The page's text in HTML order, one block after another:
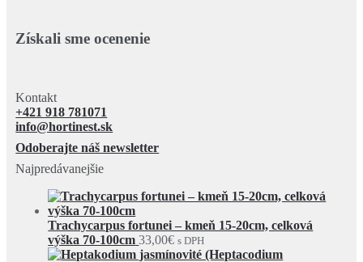
Získali sme ocenenie
Kontakt
+421 918 781071
info@hortinest.sk
Odoberajte náš newsletter
Najpredávanejšie
Trachycarpus fortunei – kmeň 15-20cm, celková
výška 70-100cm 33,00€ s DPH